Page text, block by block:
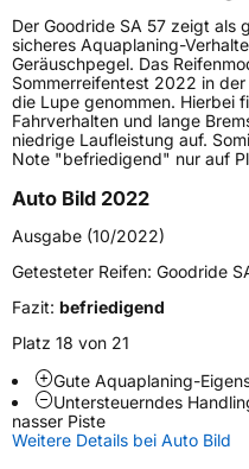
Lastindex117
Höchstlast1285 kg
Generelle Merkmale
FahrzeugtypPKW
VerwendungSommerreifen
Modellname SA 57
FahrzeugartPKW & SUV
Weitere Eigenschaften
Schlauchtyp TL
Der Goodride SA 57 zeigt als
sicheres Aquaplaning-
Geräuschpegel. Das
Sommerreifentest 2022 in
die Lupe genommen. Hierbei
Fahrverhalten und lange
niedrige Laufleistung auf.
Note "befriedigend" nur auf
Auto Bild 2022
Ausgabe (10/2022)
Getesteter Reifen: Goodride
Fazit: befriedigend
Platz 18 von 21
Gute Aquaplaning-
Untersteuerndes
nasser Piste
Weitere Details bei Auto Bild